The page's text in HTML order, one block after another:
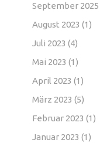
September 2025
August 2023 (1)
Juli 2023 (4)
Mai 2023 (1)
April 2023 (1)
März 2023 (5)
Februar 2023 (1)
Januar 2023 (1)